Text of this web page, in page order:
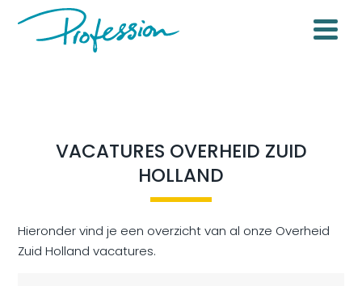
VACATURES OVERHEID ZUID
HOLLAND
Hieronder vind je een overzicht van al onze Overheid
Zuid Holland vacatures.